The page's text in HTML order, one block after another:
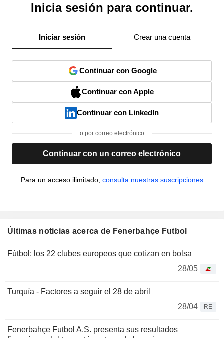
Inicia sesión para continuar.
Iniciar sesión Crear una cuenta
Continuar con Google
Continuar con Apple
Continuar con LinkedIn
o por correo electrónico
Continuar con un correo electrónico
Para un acceso ilimitado, consulta nuestras suscripciones
Últimas noticias acerca de Fenerbahçe Futbol
Fútbol: los 22 clubes europeos que cotizan en bolsa
28/05
Turquía - Factores a seguir el 28 de abril
28/04
RE
Fenerbahçe Futbol A.S. presenta sus resultados